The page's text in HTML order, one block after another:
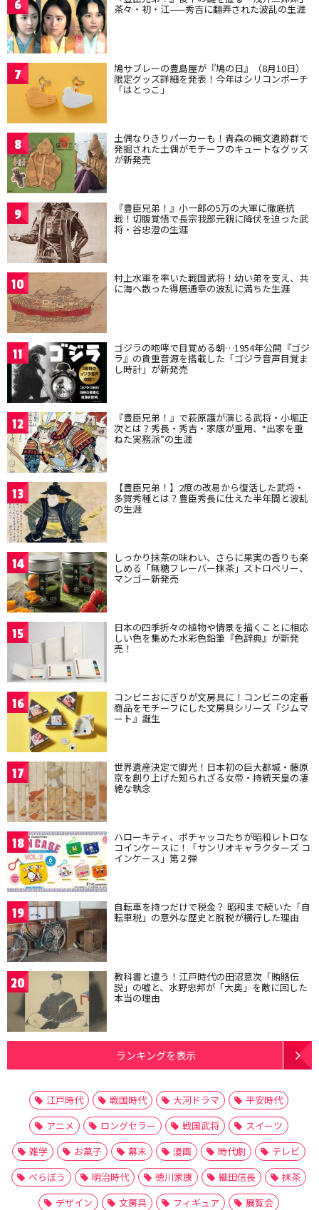
6 茶々・初・江——秀吉に翻弄された波乱の生涯
7 鳩サブレーの豊島屋が『鳩の日』（8月10日）
限定グッズ詳細を発表！今年はシリコンポーチ
「はとっこ」
8 土偶なりきりパーカーも！青森の縄文遺跡群で
発掘された土偶がモチーフのキュートなグッズ
が新発売
9 『豊臣兄弟！』小一郎の5万の大軍に徹底抗
戦！切腹覚悟で長宗我部元親に降伏を迫った武
将・谷忠澄の生涯
10 村上水軍を率いた戦国武将！幼い弟を支え、共
に海へ散った得居通幸の波乱に満ちた生涯
11 ゴジラの咆哮で目覚める朝…1954年公開『ゴジ
ラ』の貴重音源を搭載した「ゴジラ音声目覚ま
し時計」が新発売
12 『豊臣兄弟！』で萩原護が演じる武将・小堀正
次とは？秀長・秀吉・家康が重用、“出家を重
ねた実務派”の生涯
13 【豊臣兄弟！】2度の改易から復活した武将・
多賀秀種とは？豊臣秀長に仕えた半年間と波乱
の生涯
14 しっかり抹茶の味わい、さらに果実の香りも楽
しめる「無糖フレーバー抹茶」ストロベリー、
マンゴー新発売
15 日本の四季折々の植物や情景を描くことに相応
しい色を集めた水彩色鉛筆『色辞典』が新発
売！
16 コンビニおにぎりが文房具に！コンビニの定番
商品をモチーフにした文房具シリーズ『ジムマ
ート』誕生
17 世界遺産決定で脚光！日本初の巨大都城・藤原
京を創り上げた知られざる女帝・持統天皇の凄
絶な執念
18 ハローキティ、ポチャッコたちが昭和レトロな
コインケースに！「サンリオキャラクターズ コ
インケース」第２弾
19 自転車を持つだけで税金？ 昭和まで続いた「自
転車税」の意外な歴史と脱税が横行した理由
20 教科書と違う！江戸時代の田沼意次「賄賂伝
説」の嘘と、水野忠邦が「大奥」を敵に回した
本当の理由
ランキングを表示
江戸時代 戦国時代 大河ドラマ
平安時代
アニメ
ロングセラー 戦国武将
スイーツ
雑学
お菓子 幕末 漫画 時代劇
テレビ
べらぼう
明治時代 徳川家康 織田信長
抹茶
デザイン
文房具 フィギュア
展覧会